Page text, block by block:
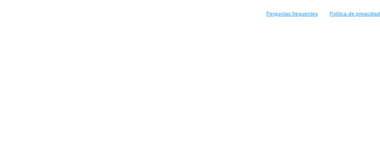
Perguntas frequentes Política de